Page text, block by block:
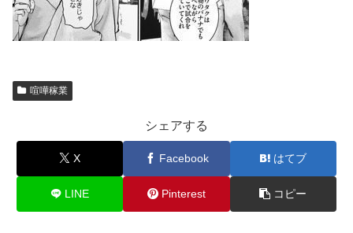
喧嘩稼業
シェアする
X Facebook はてブ
LINE Pinterest コピー